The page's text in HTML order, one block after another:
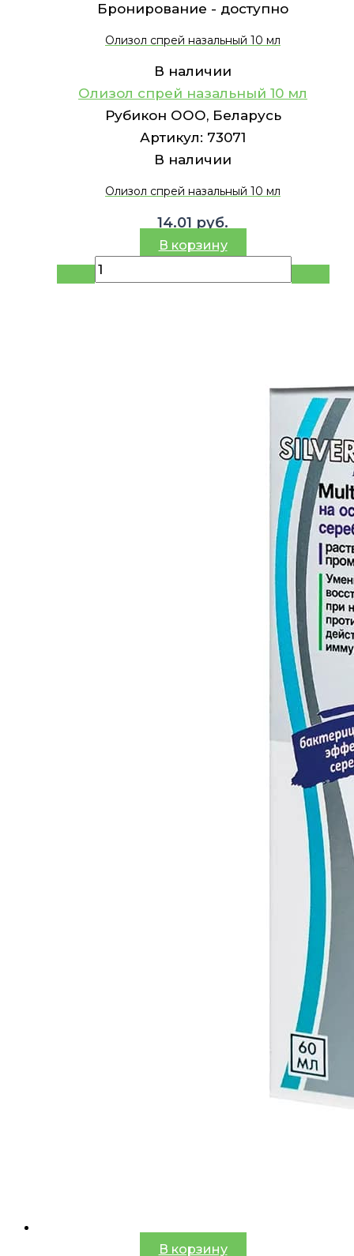
Бронирование - доступно
Олизол спрей назальный 10 мл
В наличии
Олизол спрей назальный 10 мл
Рубикон ООО, Беларусь
Артикул: 73071
В наличии
Олизол спрей назальный 10 мл
14.01 руб.
В корзину
В корзину